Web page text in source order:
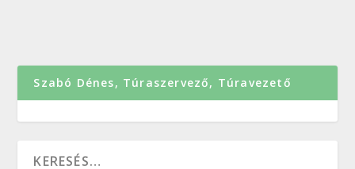
Szabó Dénes, Túraszervező, Túravezető